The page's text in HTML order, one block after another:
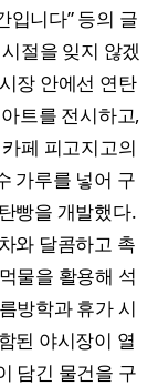
입니다” 등의 글
절을 잊지 않겠
장 안에선 연탄
트를 전시하고,
페 피고지고의
가루를 넣어 구
빵을 개발했다.
와 달콤하고 촉
물을 활용해 석
방학과 휴가 시
된 야시장이 열
담긴 물건을 구